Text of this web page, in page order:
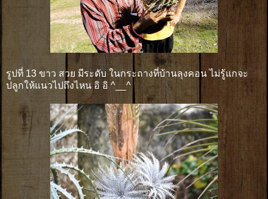
รูปที่ 13 ขาว สวย มีระดับ ในกระถางที่บ้านลุงคอน ไม่รู้แกจะ
ปลูกให้แนวไปถึงไหน อิ อิ ^__^